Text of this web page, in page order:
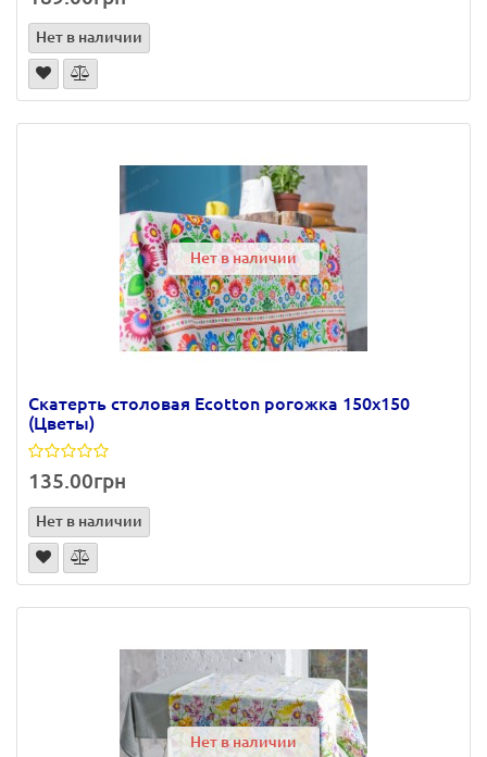
Нет в наличии
Нет в наличии
Скатерть столовая Ecotton рогожка 150х150
(Цветы)
135.00грн
Нет в наличии
Нет в наличии